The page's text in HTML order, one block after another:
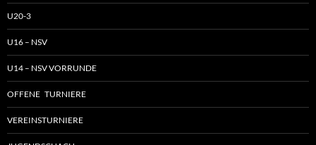
U20-3
U16 – NSV
U14 – NSV VORRUNDE
OFFENE TURNIERE
VEREINSTURNIERE